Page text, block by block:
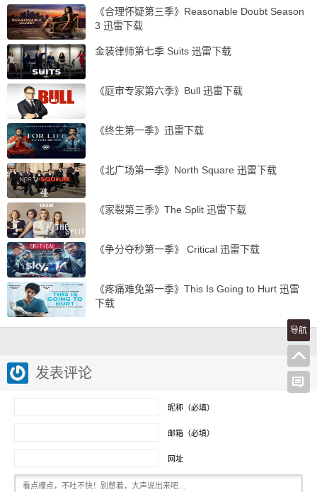
《合理怀疑第三季》Reasonable Doubt Season
3 迅雷下载
金装律师第七季 Suits 迅雷下载
《庭审专家第六季》Bull 迅雷下载
《终生第一季》迅雷下载
《北广场第一季》North Square 迅雷下载
《家裂第三季》The Split 迅雷下载
《争分夺秒第一季》 Critical 迅雷下载
《疼痛难免第一季》This Is Going to Hurt 迅雷
下载
发表评论
昵称（必填）
邮箱（必填）
网址
导航